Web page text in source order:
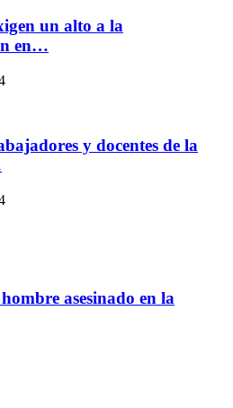
un alto a la
en…
y docentes de la
asesinado en la